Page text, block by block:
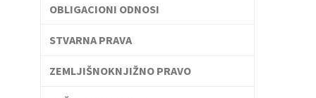
OBLIGACIONI ODNOSI
STVARNA PRAVA
ZEMLJIŠNOKNJIŽNO PRAVO